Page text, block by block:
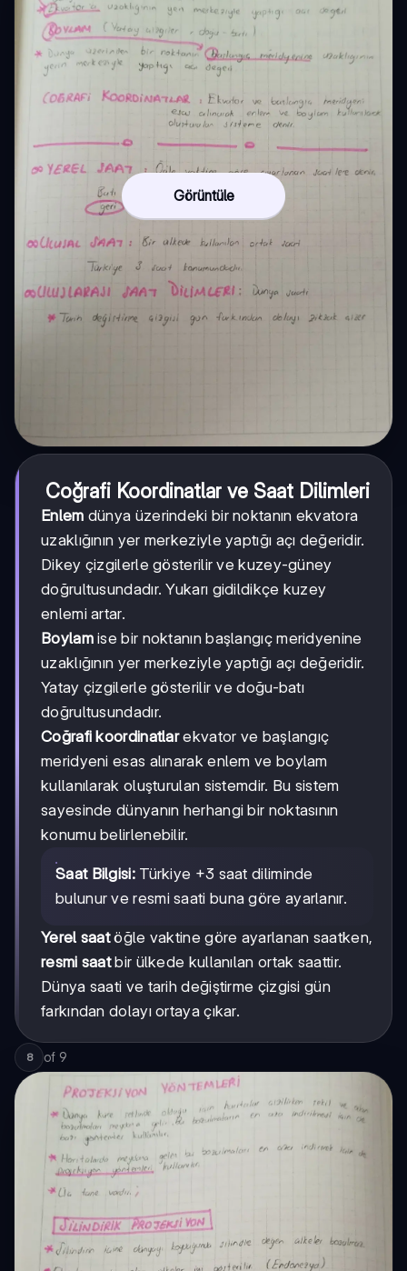
Görüntüle
Coğrafi Koordinatlar ve Saat Dilimleri
Enlem dünya üzerindeki bir noktanın ekvatora
uzaklığının yer merkeziyle yaptığı açı değeridir.
Dikey çizgilerle gösterilir ve kuzey-güney
doğrultusundadır. Yukarı gidildikçe kuzey
enlemi artar.
Boylamise bir noktanın başlangıç meridyenine
uzaklığının yer merkeziyle yaptığı açı değeridir.
Yatay çizgilerle gösterilir ve doğu-batı
doğrultusundadır.
Coğrafi koordinatlarekvator ve başlangıç
meridyeni esas alınarak enlem ve boylam
kullanılarak oluşturulan sistemdir. Bu sistem
sayesinde dünyanın herhangi bir noktasının
konumu belirlenebilir.
Saat Bilgisi:Türkiye +3 saat diliminde
bulunur ve resmi saati buna göre ayarlanır.
Yerel saatöğle vaktine göre ayarlanan saatken,
resmi saatbir ülkede kullanılan ortak saattir.
Dünya saati ve tarih değiştirme çizgisi gün
farkından dolayı ortaya çıkar.
8 of 9